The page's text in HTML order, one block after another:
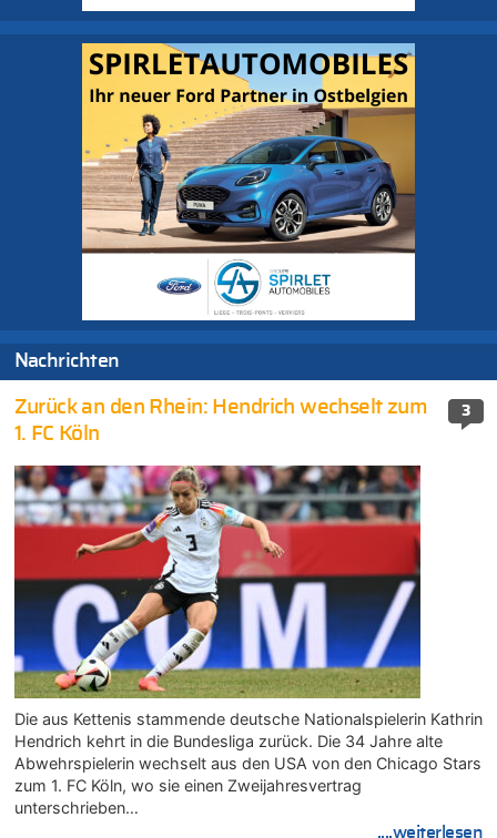
Nachrichten
3
Zurück an den Rhein: Hendrich wechselt zum
1. FC Köln
Die aus Kettenis stammende deutsche Nationalspielerin Kathrin
Hendrich kehrt in die Bundesliga zurück. Die 34 Jahre alte
Abwehrspielerin wechselt aus den USA von den Chicago Stars
zum 1. FC Köln, wo sie einen Zweijahresvertrag
unterschrieben…
....weiterlesen